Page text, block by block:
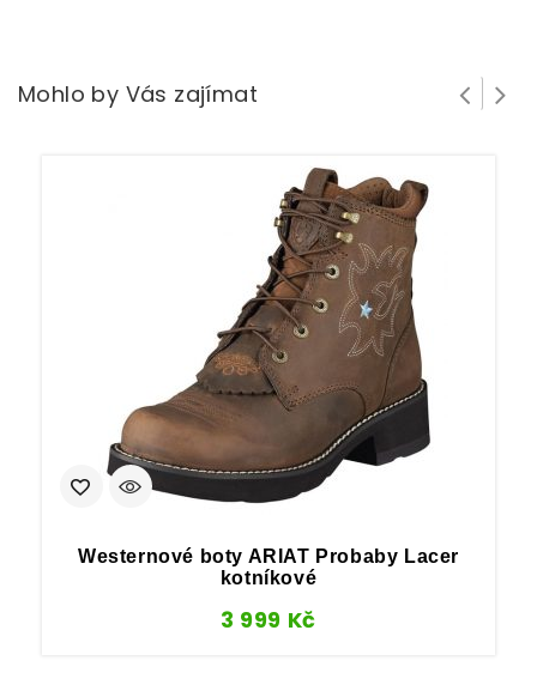
Mohlo by Vás zajímat
Westernové boty ARIAT Probaby Lacer
kotníkové
3 999 Kč